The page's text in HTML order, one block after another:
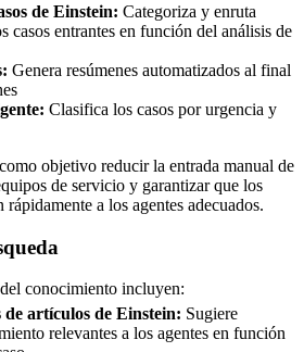
de Einstein: Categoriza y enruta
casos entrantes en función del análisis de
Genera resúmenes automatizados al final
Clasifica los casos por urgencia y
objetivo reducir la entrada manual de
de servicio y garantizar que los
a los agentes adecuados.
conocimiento incluyen:
de artículos de Einstein: Sugiere
relevantes a los agentes en función